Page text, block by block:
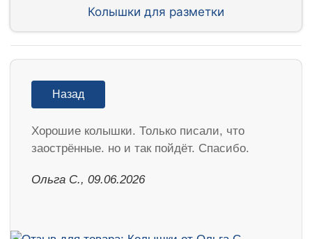
Колышки для разметки
Назад
Хорошие колышки. Только писали, что
заострённые. но и так пойдёт. Спасибо.
Ольга С., 09.06.2026